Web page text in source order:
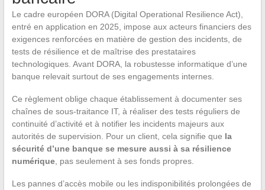
Le cadre européen DORA (Digital Operational Resilience Act),
entré en application en 2025, impose aux acteurs financiers des
exigences renforcées en matière de gestion des incidents, de
tests de résilience et de maîtrise des prestataires
technologiques. Avant DORA, la robustesse informatique d’une
banque relevait surtout de ses engagements internes.
Ce règlement oblige chaque établissement à documenter ses
chaînes de sous-traitance IT, à réaliser des tests réguliers de
continuité d’activité et à notifier les incidents majeurs aux
autorités de supervision. Pour un client, cela signifie que la
sécurité d’une banque se mesure aussi à sa résilience
numérique, pas seulement à ses fonds propres.
Les pannes d’accès mobile ou les indisponibilités prolongées de